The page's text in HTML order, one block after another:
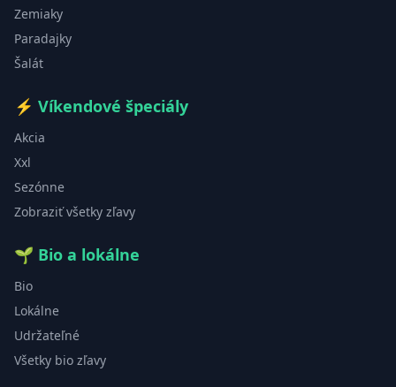
Zemiaky
Paradajky
Šalát
⚡ Víkendové špeciály
Akcia
Xxl
Sezónne
Zobraziť všetky zľavy
🌱 Bio a lokálne
Bio
Lokálne
Udržateľné
Všetky bio zľavy